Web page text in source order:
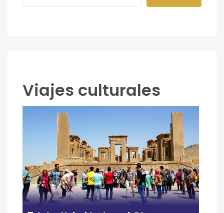
Viajes culturales